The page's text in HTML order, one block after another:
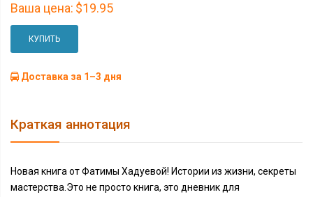
Ваша цена: $19.95
КУПИТЬ
Доставка за 1–3 дня
Краткая аннотация
Новая книга от Фатимы Хадуевой! Истории из жизни, секреты
мастерства.Это не просто книга, это дневник для